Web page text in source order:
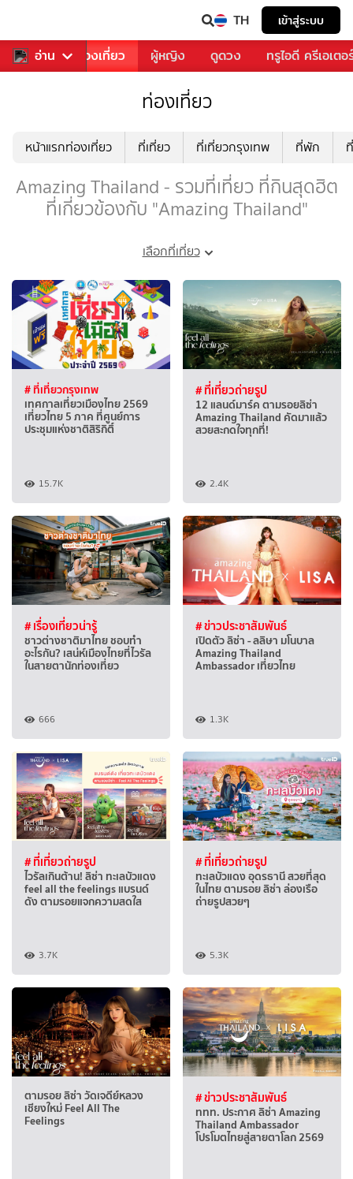
TH เข้าสู่ระบบ
อ่าน
อาหาร ท่องเที่ยว ผู้หญิง ดูดวง ทรูไอดี ครีเอเตอ
ท่องเที่ยว
หน้าแรกท่องเที่ยว ที่เที่ยว ที่เที่ยวกรุงเทพ ที่พัก
Amazing Thailand - รวมที่เที่ยว ที่กินสุดฮิต
ที่เกี่ยวข้องกับ "Amazing Thailand"
เลือกที่เที่ยว
# ที่เที่ยวกรุงเทพ
เทศกาลเที่ยวเมืองไทย 2569
เที่ยวไทย 5 ภาค ที่ศูนย์การ
ประชุมแห่งชาติสิริกิติ์
15.7K
# ที่เที่ยวถ่ายรูป
12 แลนด์มาร์ค ตามรอยลิซ่า
Amazing Thailand คัดมาแล้ว
สวยสะกดใจทุกที่!
2.4K
# เรื่องเที่ยวน่ารู้
ชาวต่างชาติมาไทย ชอบทำ
อะไรกัน? เสน่ห์เมืองไทยที่ไวรัล
ในสายตานักท่องเที่ยว
666
# ข่าวประชาสัมพันธ์
เปิดตัว ลิซ่า - ลลิษา มโนบาล
Amazing Thailand
Ambassador เที่ยวไทย
1.3K
# ที่เที่ยวถ่ายรูป
ไวรัลเกินต้าน! ลิซ่า ทะเลบัวแดง
feel all the feelings แบรนด์
ดัง ตามรอยแจกความสดใส
3.7K
# ที่เที่ยวถ่ายรูป
ทะเลบัวแดง อุดรธานี สวยที่สุด
ในไทย ตามรอย ลิซ่า ล่องเรือ
ถ่ายรูปสวยๆ
5.3K
ตามรอย ลิซ่า วัดเจดีย์หลวง
เชียงใหม่ Feel All The
Feelings
# ข่าวประชาสัมพันธ์
ททท. ประกาศ ลิซ่า Amazing
Thailand Ambassador
โปรโมตไทยสู่สายตาโลก 2569